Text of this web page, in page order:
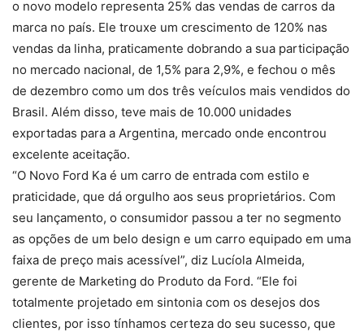
o novo modelo representa 25% das vendas de carros da
marca no país. Ele trouxe um crescimento de 120% nas
vendas da linha, praticamente dobrando a sua participação
no mercado nacional, de 1,5% para 2,9%, e fechou o mês
de dezembro como um dos três veículos mais vendidos do
Brasil. Além disso, teve mais de 10.000 unidades
exportadas para a Argentina, mercado onde encontrou
excelente aceitação.
“O Novo Ford Ka é um carro de entrada com estilo e
praticidade, que dá orgulho aos seus proprietários. Com
seu lançamento, o consumidor passou a ter no segmento
as opções de um belo design e um carro equipado em uma
faixa de preço mais acessível”, diz Lucíola Almeida,
gerente de Marketing do Produto da Ford. “Ele foi
totalmente projetado em sintonia com os desejos dos
clientes, por isso tínhamos certeza do seu sucesso, que